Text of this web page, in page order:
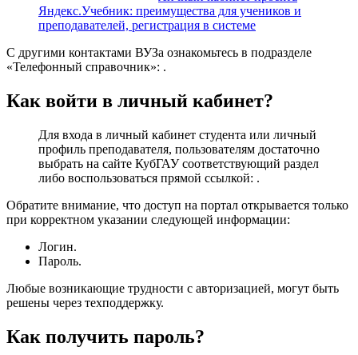
Яндекс.Учебник: преимущества для учеников и
преподавателей, регистрация в системе
С другими контактами ВУЗа ознакомьтесь в подразделе
«Телефонный справочник»: .
Как войти в личный кабинет?
Для входа в личный кабинет студента или личный
профиль преподавателя, пользователям достаточно
выбрать на сайте КубГАУ соответствующий раздел
либо воспользоваться прямой ссылкой: .
Обратите внимание, что доступ на портал открывается только
при корректном указании следующей информации:
Логин.
Пароль.
Любые возникающие трудности с авторизацией, могут быть
решены через техподдержку.
Как получить пароль?